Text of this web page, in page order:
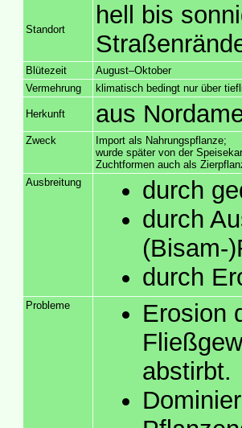
Standort
hell bis
Blütezeit
August–Oktober
Vermehrung
klimatisch bedingt nur über
Herkunft aus
Zweck
Import als Nahrungspflanze;
wurde später von der
Zuchtformen auch als
Ausbreitung
durch
durch
(Bisam-
durch
Probleme
Erosion
abstirbt.